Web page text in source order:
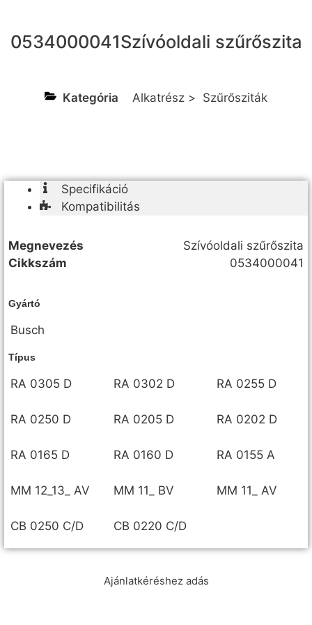
0534000041Szívóoldali szűrőszita
Kategória Alkatrész > Szűrősziták
Specifikáció
Kompatibilitás
Megnevezés
Szívóoldali szűrőszita
Cikkszám
0534000041
Gyártó
Busch
Típus
RA 0305 D RA 0302 D RA 0255 D
RA 0250 D RA 0205 D RA 0202 D
RA 0165 D RA 0160 D RA 0155 A
MM 12_13_ AV MM 11_ BV MM 11_ AV
CB 0250 C/D CB 0220 C/D
Ajánlatkéréshez adás